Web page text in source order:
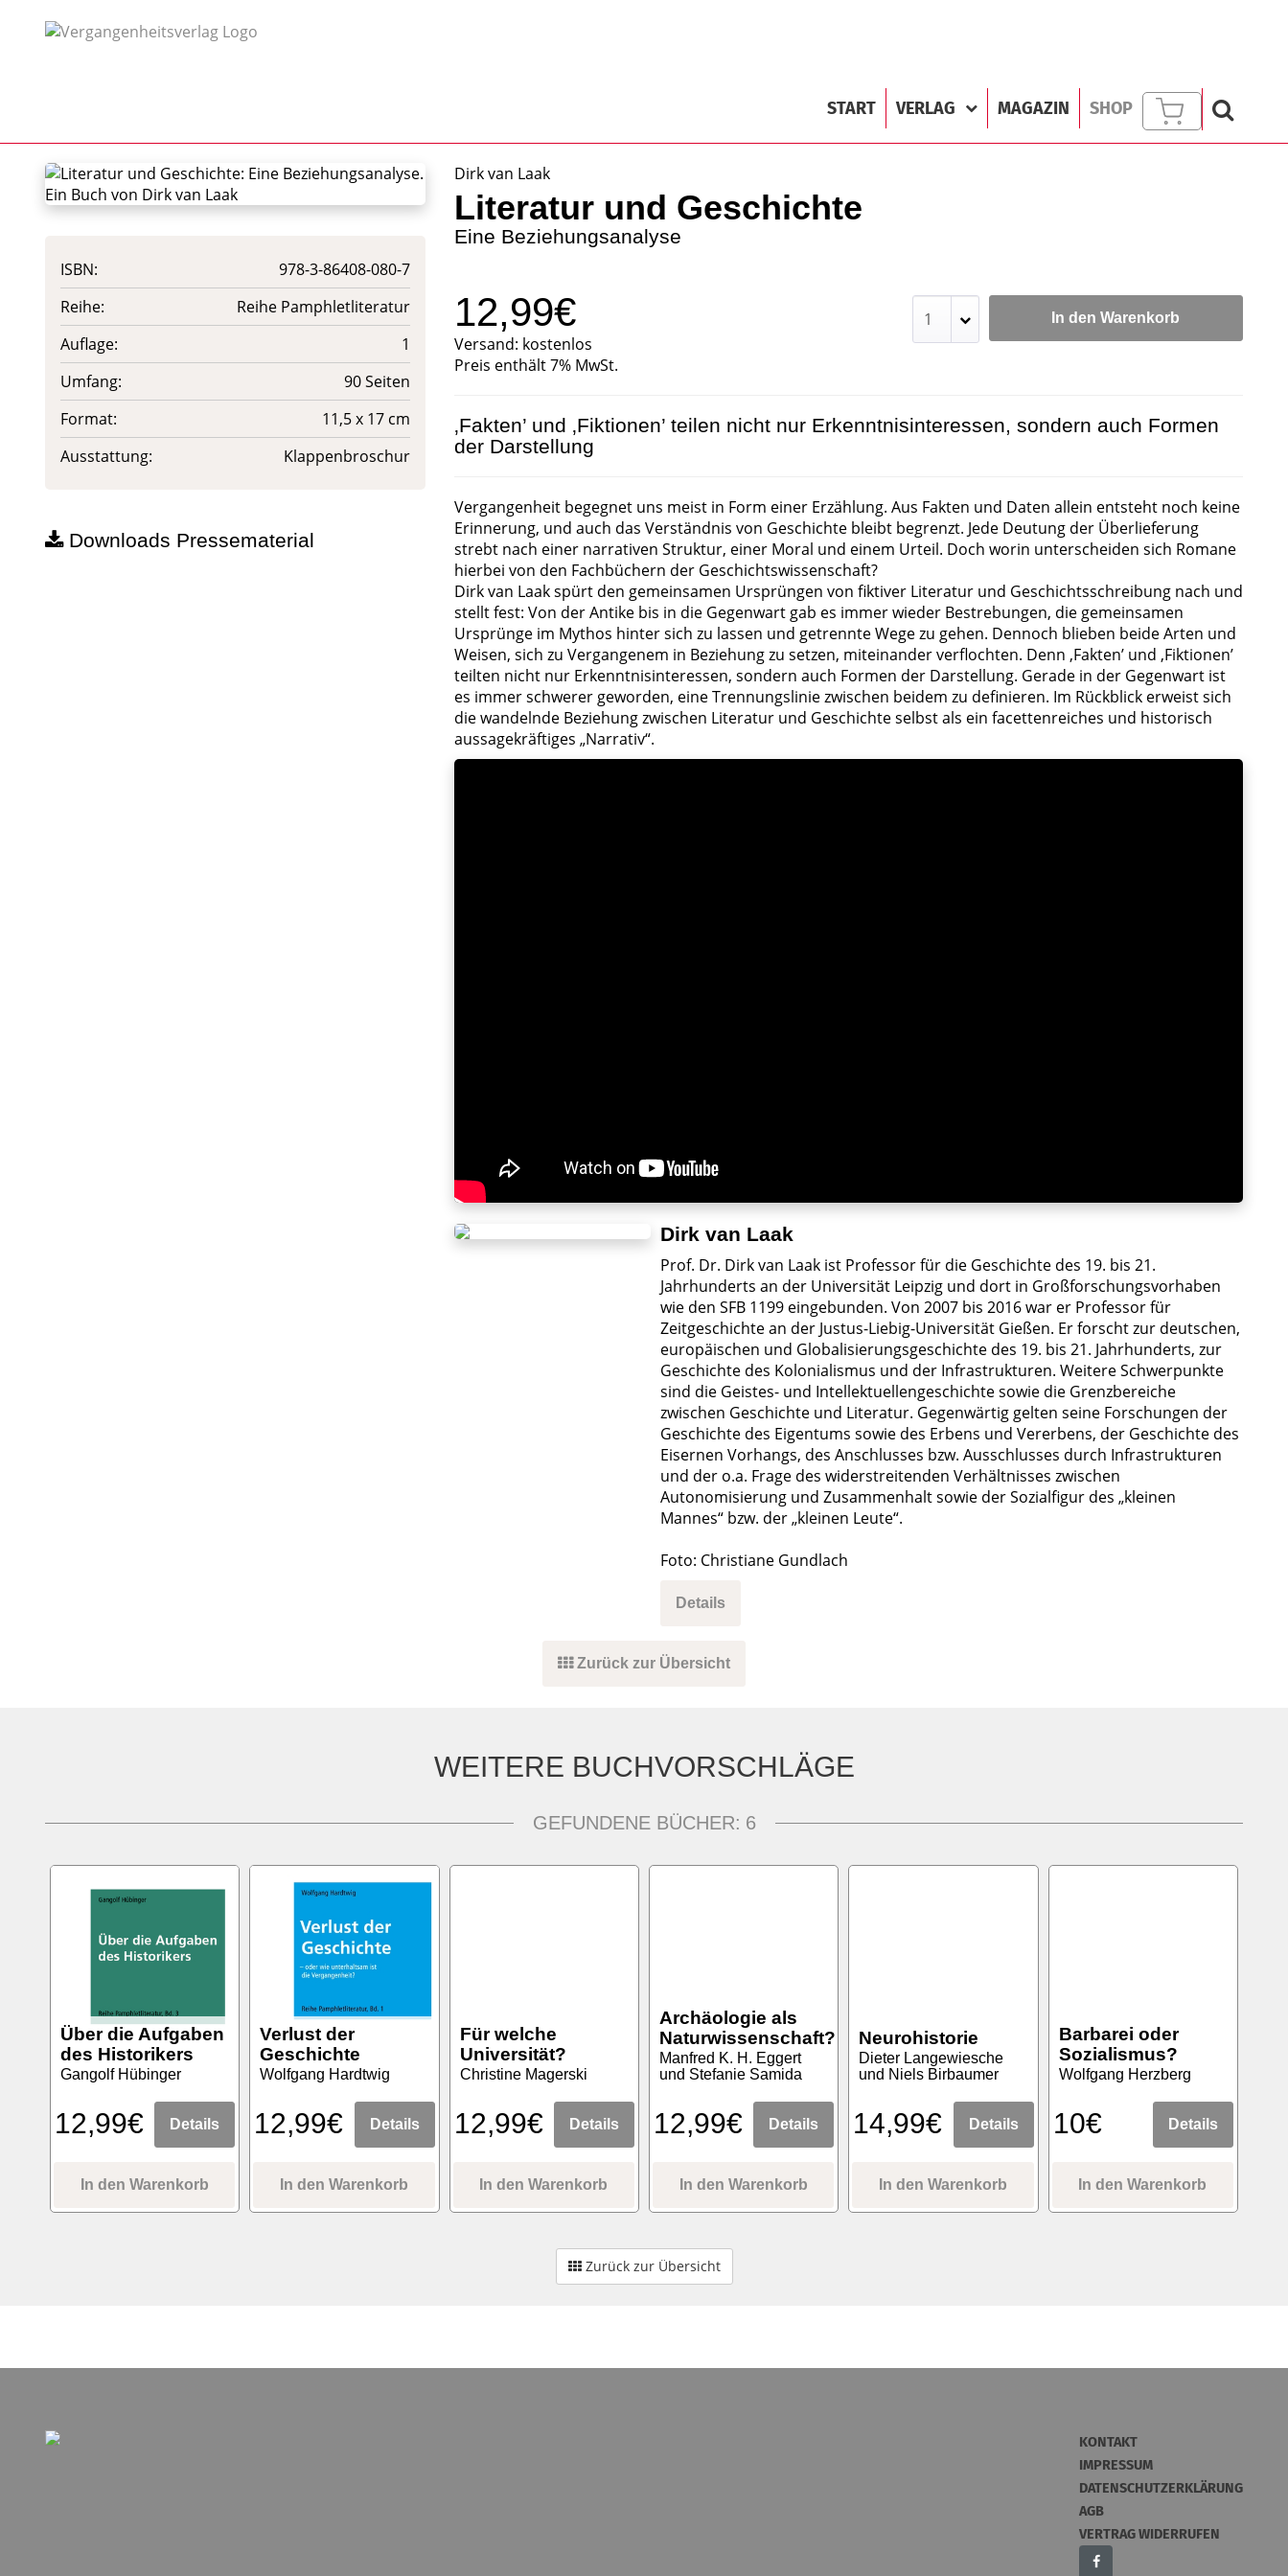
START VERLAG MAGAZIN SHOP
ISBN:
978-3-86408-080-7
Reihe:
Reihe Pamphletliteratur
Auflage:
1
Umfang:
90 Seiten
Format:
11,5 x 17 cm
Ausstattung:
Klappenbroschur
Downloads Pressematerial
Dirk van Laak
Literatur und Geschichte
Eine Beziehungsanalyse
12,99€
Versand: kostenlos
Preis enthält 7% MwSt.
In den Warenkorb
‚Fakten’ und ‚Fiktionen’ teilen nicht nur Erkenntnisinteressen, sondern auch Formen
der Darstellung
Vergangenheit begegnet uns meist in Form einer Erzählung. Aus Fakten und Daten allein entsteht noch keine
Erinnerung, und auch das Verständnis von Geschichte bleibt begrenzt. Jede Deutung der Überlieferung
strebt nach einer narrativen Struktur, einer Moral und einem Urteil. Doch worin unterscheiden sich Romane
hierbei von den Fachbüchern der Geschichtswissenschaft?
Dirk van Laak spürt den gemeinsamen Ursprüngen von fiktiver Literatur und Geschichtsschreibung nach und
stellt fest: Von der Antike bis in die Gegenwart gab es immer wieder Bestrebungen, die gemeinsamen
Ursprünge im Mythos hinter sich zu lassen und getrennte Wege zu gehen. Dennoch blieben beide Arten und
Weisen, sich zu Vergangenem in Beziehung zu setzen, miteinander verflochten. Denn ‚Fakten’ und ‚Fiktionen’
teilten nicht nur Erkenntnisinteressen, sondern auch Formen der Darstellung. Gerade in der Gegenwart ist
es immer schwerer geworden, eine Trennungslinie zwischen beidem zu definieren. Im Rückblick erweist sich
die wandelnde Beziehung zwischen Literatur und Geschichte selbst als ein facettenreiches und historisch
aussagekräftiges „Narrativ“.
Dirk van Laak
Prof. Dr. Dirk van Laak ist Professor für die Geschichte des 19. bis 21.
Jahrhunderts an der Universität Leipzig und dort in Großforschungsvorhaben
wie den SFB 1199 eingebunden. Von 2007 bis 2016 war er Professor für
Zeitgeschichte an der Justus-Liebig-Universität Gießen. Er forscht zur deutschen,
europäischen und Globalisierungsgeschichte des 19. bis 21. Jahrhunderts, zur
Geschichte des Kolonialismus und der Infrastrukturen. Weitere Schwerpunkte
sind die Geistes- und Intellektuellengeschichte sowie die Grenzbereiche
zwischen Geschichte und Literatur. Gegenwärtig gelten seine Forschungen der
Geschichte des Eigentums sowie des Erbens und Vererbens, der Geschichte des
Eisernen Vorhangs, des Anschlusses bzw. Ausschlusses durch Infrastrukturen
und der o.a. Frage des widerstreitenden Verhältnisses zwischen
Autonomisierung und Zusammenhalt sowie der Sozialfigur des „kleinen
Mannes“ bzw. der „kleinen Leute“.
Foto: Christiane Gundlach
Details
Zurück zur Übersicht
WEITERE BUCHVORSCHLÄGE
GEFUNDENE BÜCHER: 6
Über die Aufgaben
des Historikers
Gangolf Hübinger
12,99€ Details
In den Warenkorb
Verlust der
Geschichte
Wolfgang Hardtwig
12,99€ Details
In den Warenkorb
Für welche
Universität?
Christine Magerski
12,99€ Details
In den Warenkorb
Archäologie als
Naturwissenschaft?
Manfred K. H. Eggert
und Stefanie Samida
12,99€ Details
In den Warenkorb
Neurohistorie
Dieter Langewiesche
und Niels Birbaumer
14,99€ Details
In den Warenkorb
Barbarei oder
Sozialismus?
Wolfgang Herzberg
10€ Details
In den Warenkorb
Zurück zur Übersicht
KONTAKT
IMPRESSUM
DATENSCHUTZERKLÄRUNG
AGB
VERTRAG WIDERRUFEN